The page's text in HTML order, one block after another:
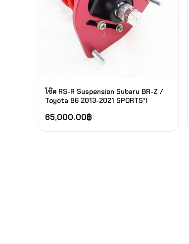
โช๊ค RS-R Suspension Subaru BR-Z /
Toyota 86 2013-2021 SPORTS*I
65,000.00฿